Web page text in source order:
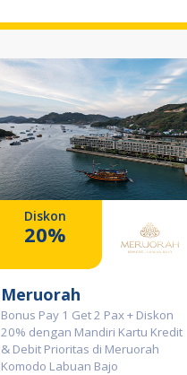
Diskon
20%
Meruorah
Bonus Pay 1 Get 2 Pax + Diskon
20% dengan Mandiri Kartu Kredit
& Debit Prioritas di Meruorah
Komodo Labuan Bajo